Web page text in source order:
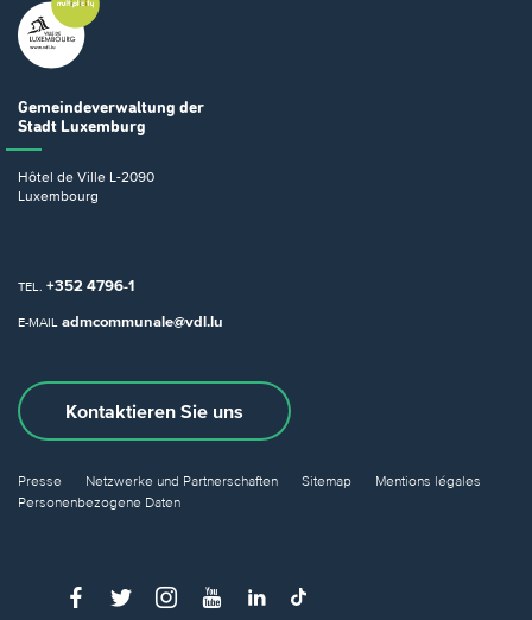
Gemeindeverwaltung der
Stadt Luxemburg
Hôtel de Ville L-2090
Luxembourg
TEL. +352 4796-1
E-MAIL admcommunale@vdl.lu
Kontaktieren Sie uns
Presse Netzwerke und Partnerschaften Sitemap
Mentions légales
Personenbezogene Daten